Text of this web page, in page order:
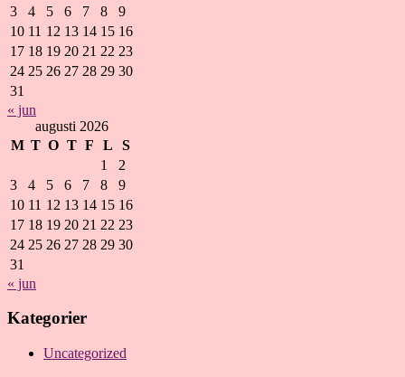
3
4 5 6 7 8
9
10 11 12 13 14 15 16
17 18 19 20 21 22 23
24 25 26 27 28 29 30
31
« jun
augusti 2026
M T O T F L
S
1
2
3
4 5 6 7 8
9
10 11 12 13 14 15 16
17 18 19 20 21 22 23
24 25 26 27 28 29 30
31
« jun
Kategorier
Uncategorized